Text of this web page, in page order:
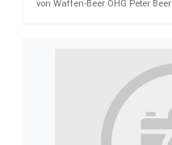
von Waffen-Beer OHG Peter Beer